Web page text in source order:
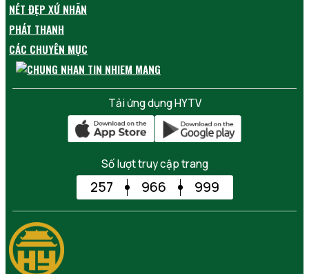
NÉT ĐẸP XỨ NHÃN
PHÁT THANH
CÁC CHUYÊN MỤC
Tải ứng dụng HYTV
Số lượt truy cập trang
257 966 999